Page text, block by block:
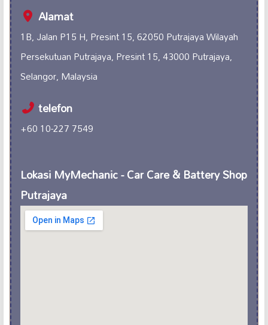
Alamat
1B, Jalan P15 H, Presint 15, 62050 Putrajaya Wilayah
Persekutuan Putrajaya, Presint 15, 43000 Putrajaya,
Selangor, Malaysia
telefon
+60 10-227 7549
Lokasi MyMechanic - Car Care & Battery Shop
Putrajaya